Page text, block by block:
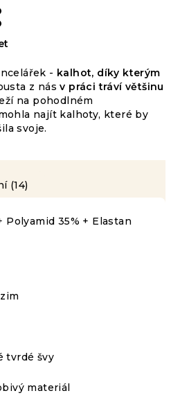
- kalhot, díky kterým
z násv práci tráví většinu
na pohodlném
najít kalhoty, které by
svoje.
(14)
Polyamid 35% + Elastan
tvrdé švy
materiál